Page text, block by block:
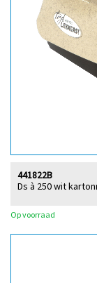
Ds à 250 wit
441822B
Op voorraad